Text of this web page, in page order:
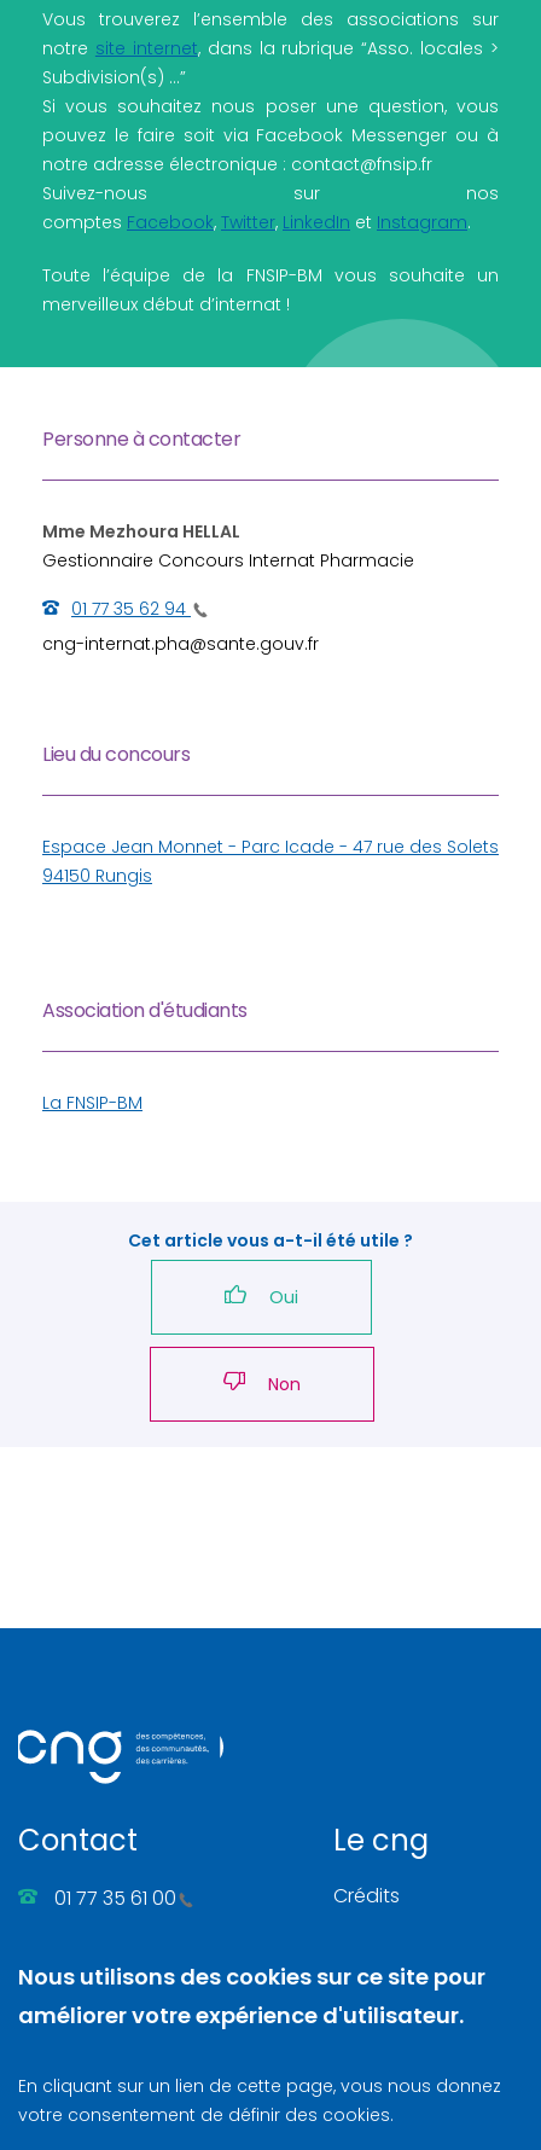
Vous trouverez l’ensemble des associations sur
notre site internet, dans la rubrique “Asso. locales >
Subdivision(s) …”
Si vous souhaitez nous poser une question, vous
pouvez le faire soit via Facebook Messenger ou à
notre adresse électronique : contact@fnsip.fr
Suivez-nous sur nos
comptes Facebook, Twitter, LinkedIn et Instagram.
Toute l’équipe de la FNSIP-BM vous souhaite un
merveilleux début d’internat !
Personne à contacter
Mme Mezhoura HELLAL
Gestionnaire Concours Internat Pharmacie
01 77 35 62 94
cng-internat.pha@sante.gouv.fr
Lieu du concours
Espace Jean Monnet - Parc Icade - 47 rue des Solets
94150 Rungis
Association d'étudiants
La FNSIP-BM
Cet article vous a-t-il été utile ?
Oui
Non
Contact
01 77 35 61 00
86, rue Henri Farman
92130 Issy-les-Moulineaux
N. SIRET: 130 003 742 00025
Le cng
Crédits
Mentions légales
Nous contacter
Lettre d‘information
Nous utilisons des cookies sur ce site pour
améliorer votre expérience d'utilisateur.
En cliquant sur un lien de cette page, vous nous donnez
votre consentement de définir des cookies.